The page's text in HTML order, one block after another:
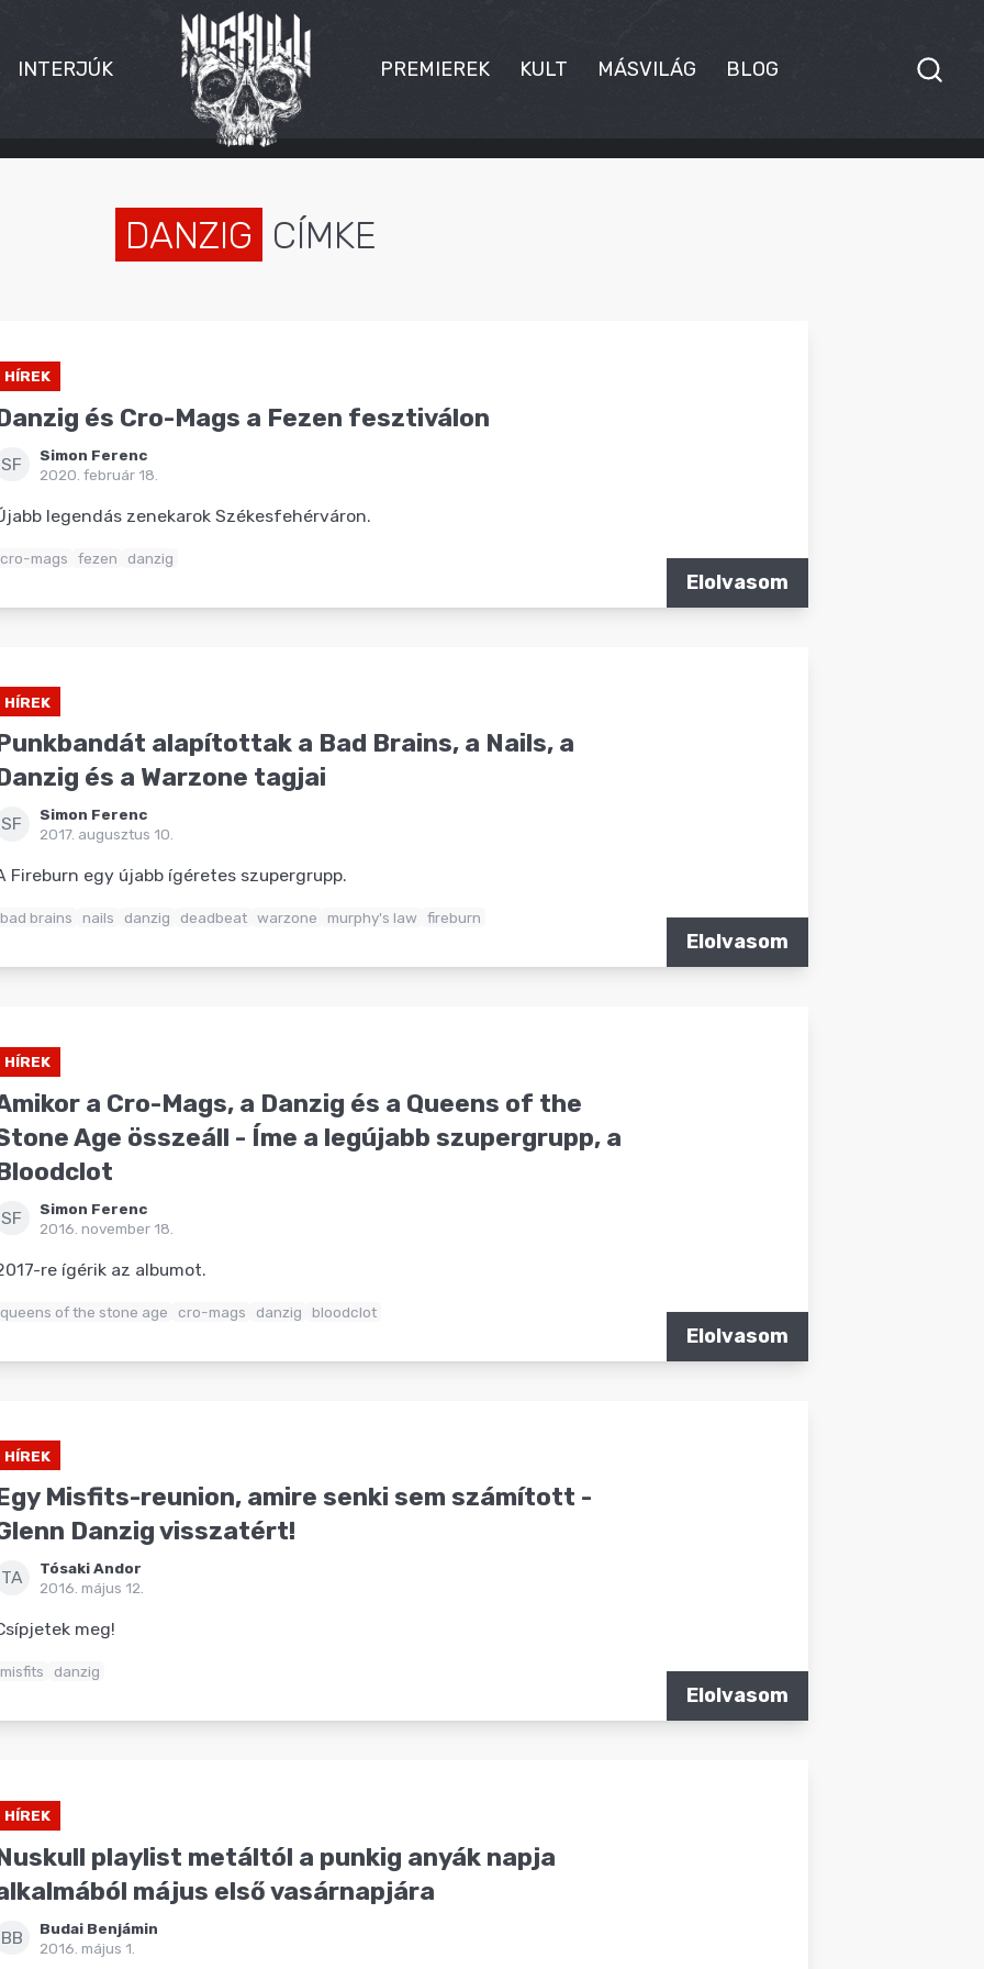
INTERJÚK PREMIEREK KULT MÁSVILÁG BLOG
DANZIG CÍMKE
HÍREK
és Cro-Mags a Fezen fesztiválon
SF
Simon Ferenc
2020. február 18.
legendás zenekarok Székesfehérváron.
cro-mags fezen danzig
Elolvasom
HÍREK
alapítottak a Bad Brains, a Nails, a
és a Warzone tagjai
SF
Simon Ferenc
2017. augusztus 10.
Fireburn egy újabb ígéretes szupergrupp.
bad brains nails danzig deadbeat warzone murphy's law fireburn
Elolvasom
HÍREK
a Cro-Mags, a Danzig és a Queens of the
Age összeáll - Íme a legújabb szupergrupp, a
SF
Simon Ferenc
2016. november 18.
re ígérik az albumot.
queens of the stone age cro-mags danzig bloodclot
Elolvasom
HÍREK
Misfits-reunion, amire senki sem számított -
Danzig visszatért!
TA
Tósaki Andor
2016. május 12.
meg!
misfits danzig
Elolvasom
HÍREK
playlist metáltól a punkig anyák napja
május első vasárnapjára
BB
Budai Benjámin
2016. május 1.